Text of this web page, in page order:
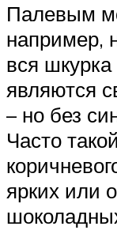
Палевым
например,
вся шкурка
являются
– но без
Часто
ярких или